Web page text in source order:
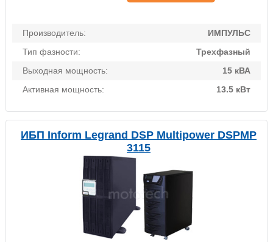
Производитель:
ИМПУЛЬС
Тип фазности:
Трехфазный
Выходная мощность:
15 кВА
Активная мощность:
13.5 кВт
ИБП Inform Legrand DSP Multipower DSPMP
3115